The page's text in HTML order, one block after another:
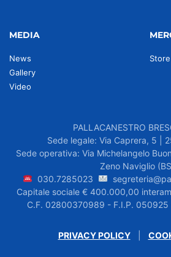
MEDIA
News
Gallery
Video
PALLACANESTRO
Sede legale: Via Caprera, 5 |
Sede operativa: Via Michelangelo
Zeno Naviglio
030.7285023
Capitale sociale € 400.000,00
C.F. 02800370989 - F.I.P. 050925
PRIVACY POLICY|